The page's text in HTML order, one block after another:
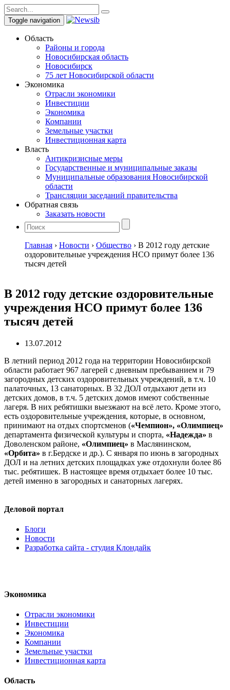
Toggle navigation
Область
Районы и города
Новосибирская область
Новосибирск
75 лет Новосибирской области
Экономика
Отрасли экономики
Инвестиции
Экономика
Компании
Земельные участки
Инвестиционная карта
Власть
Антикризисные меры
Государственные и муниципальные заказы
Муниципальные образования Новосибирской
области
Трансляции заседаний правительства
Обратная связь
Заказать новости
Главная › Новости › Общество › В 2012 году детские
оздоровительные учреждения НСО примут более 136
тысяч детей
В 2012 году детские оздоровительные
учреждения НСО примут более 136
тысяч детей
13.07.2012
В летний период 2012 года на территории Новосибирской
области работает 967 лагерей с дневным пребыванием и 79
загородных детских оздоровительных учреждений, в т.ч. 10
палаточных, 13 санаторных. В 32 ДОЛ отдыхают дети из
детских домов, в т.ч. 5 детских домов имеют собственные
лагеря. В них ребятишки выезжают на всё лето. Кроме этого,
есть оздоровительные учреждения, которые, в основном,
принимают на отдых спортсменов («Чемпион», «Олимпиец»
департамента физической культуры и спорта, «Надежда» в
Доволенском районе, «Олимпиец» в Маслянинском,
«Орбита» в г.Бердске и др.). С января по июнь в загородных
ДОЛ и на летних детских площадках уже отдохнули более 86
тыс. ребятишек. В настоящее время отдыхает более 10 тыс.
детей именно в загородных и санаторных лагерях.
Деловой портал
Блоги
Новости
Разработка сайта - студия Клондайк
Экономика
Отрасли экономики
Инвестиции
Экономика
Компании
Земельные участки
Инвестиционная карта
Область